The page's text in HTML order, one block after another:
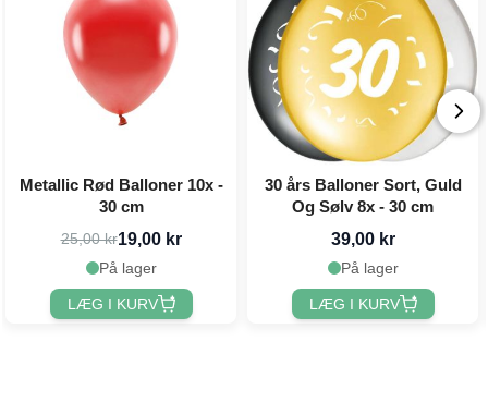
Metallic Rød Balloner 10x -
30 cm
25,00 kr19,00 kr
På lager
LÆG I KURV
30 års Balloner Sort, Guld
Og Sølv 8x - 30 cm
39,00 kr
På lager
LÆG I KURV